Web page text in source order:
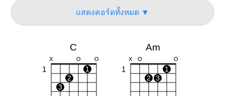
แสดงคอร์ดทั้งหมด ▼
C
X O O
1
1
2
3
Am
X O O
1
1
2
3